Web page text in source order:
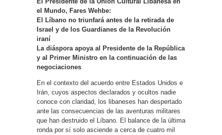
el Mundo, Fares Wehbe:
El Líbano no triunfará antes de la retirada de
Israel y de los Guardianes de la Revolución
iraní
La diáspora apoya al Presidente de la República
y al Primer Ministro en la continuación de las
negociaciones
En el contexto del acuerdo entre Estados Unidos e
Irán, cuyos aspectos declarados y ocultos nadie
conoce con claridad, los libaneses han despertado
ante las consecuencias de las aventuras militares
que han destruido el Líbano. El balance de la última
ronda por sí solo asciende a cerca de cuatro mil